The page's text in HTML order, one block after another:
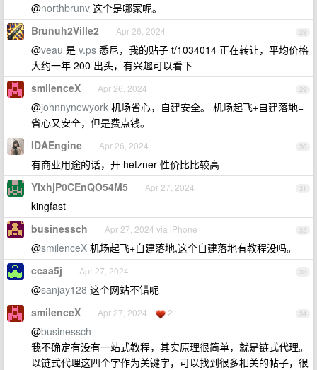
@northbrunv 这个是哪家呢。
28
Brunuh2Ville2 Apr 26, 2024
@veau 是 v.ps 悉尼，我的贴子 t/1034014 正在转让，平均价格
大约一年 200 出头，有兴趣可以看下
29
smilenceX Apr 26, 2024
@johnnynewyork 机场省心，自建安全。 机场起飞+自建落地=
省心又安全，但是费点钱。
30
IDAEngine Apr 26, 2024
有商业用途的话，开 hetzner 性价比比较高
31
YlxhjP0CEnQO54M5 Apr 27, 2024
kingfast
32
businessch Apr 27, 2024 via iPhone
@smilenceX 机场起飞+自建落地,这个自建落地有教程没吗。
33
ccaa5j Apr 27, 2024
@sanjay128 这个网站不错呢
34
smilenceX Apr 27, 2024 2
@businessch
我不确定有没有一站式教程，其实原理很简单，就是链式代理。
以链式代理这四个字作为关键字，可以找到很多相关的帖子，很